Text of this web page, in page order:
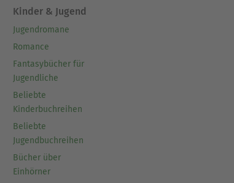
Kinder & Jugend
Jugendromane
Romance
Fantasybücher für
Jugendliche
Beliebte
Kinderbuchreihen
Beliebte
Jugendbuchreihen
Bücher über
Einhörner